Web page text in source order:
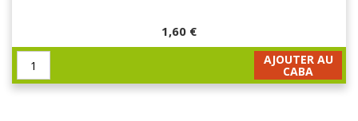
1,60 €
AJOUTER AU
CABA